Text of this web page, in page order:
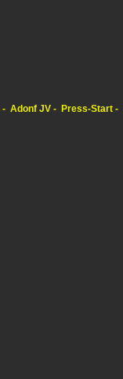
Adonf JV Press-Start